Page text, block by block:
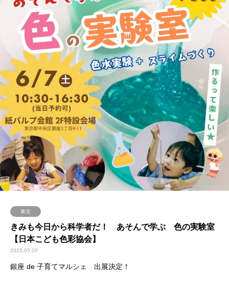
東京
きみも今日から科学者だ！ あそんで学ぶ 色の実験室
【日本こども色彩協会】
2025.05.20
銀座 de 子育てマルシェ 出展決定！